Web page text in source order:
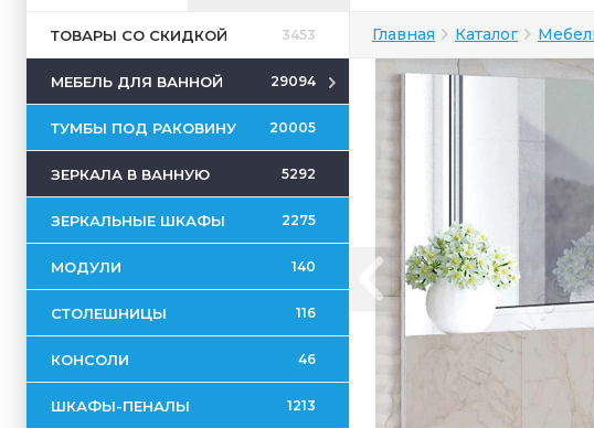
ТОВАРЫ СО СКИДКОЙ 3453
МЕБЕЛЬ ДЛЯ ВАННОЙ 29094
ТУМБЫ ПОД РАКОВИНУ 20005
ЗЕРКАЛА В ВАННУЮ 5292
ЗЕРКАЛЬНЫЕ ШКАФЫ 2275
МОДУЛИ 140
СТОЛЕШНИЦЫ 116
КОНСОЛИ 46
ШКАФЫ-ПЕНАЛЫ 1213
Главная Каталог